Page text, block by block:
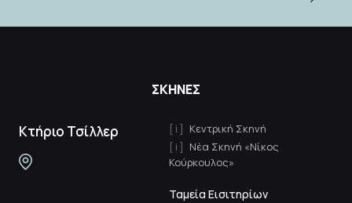
ΣΚΗΝΕΣ
Κτήριο Τσίλλερ
Κεντρική Σκηνή
Νέα Σκηνή «Νίκος
Κούρκουλος»
Ταμεία Εισιτηρίων